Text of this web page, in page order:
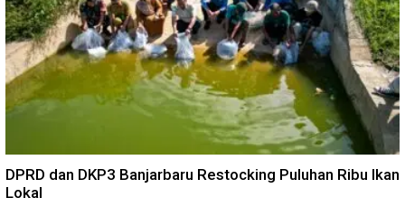
DPRD dan DKP3 Banjarbaru Restocking Puluhan Ribu Ikan
Lokal